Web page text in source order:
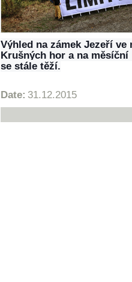
Výhled na zámek Jezeří
Krušných hor a na
se stále těží.
Date: 31.12.2015